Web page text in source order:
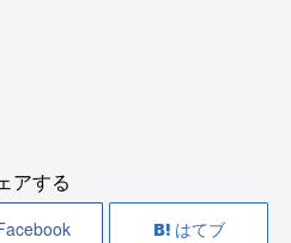
アする
はてブ